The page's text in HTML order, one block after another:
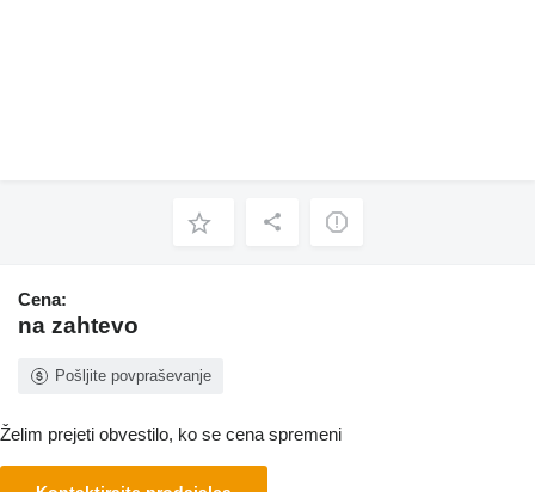
Cena:
na zahtevo
Pošljite povpraševanje
Želim prejeti obvestilo, ko se cena spremeni